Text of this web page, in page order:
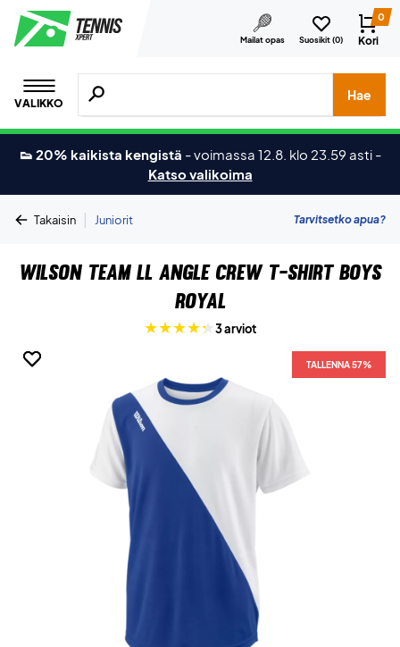
Mailat opas Suosikit (0)
0
Kori
VALIKKO
Hae tuotteita, merkkejä jne.
Hae
👟 20% kaikista kengistä -voimassa 12.8. klo 23.59 asti -
Katso valikoima
Takaisin | Juniorit Tarvitsetko apua?
Wilson Team ll Angle Crew T-shirt Boys
Royal
3 arviot
TALLENNA 57%
TALLENNA 57%